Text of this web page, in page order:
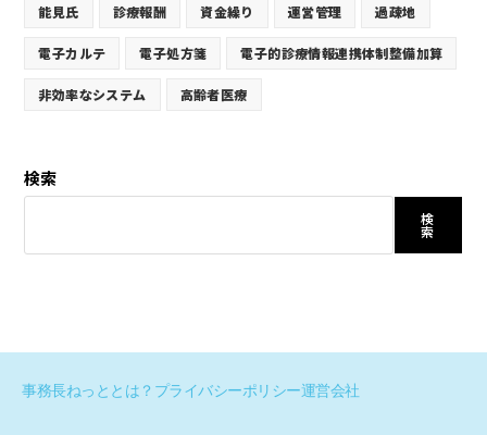
能見氏 診療報酬 資金繰り 運営管理 過疎地
電子カルテ 電子処方箋 電子的診療情報連携体制整備加算
非効率なシステム 高齢者医療
検索
検
索
事務長ねっととは？ プライバシーポリシー運営会社